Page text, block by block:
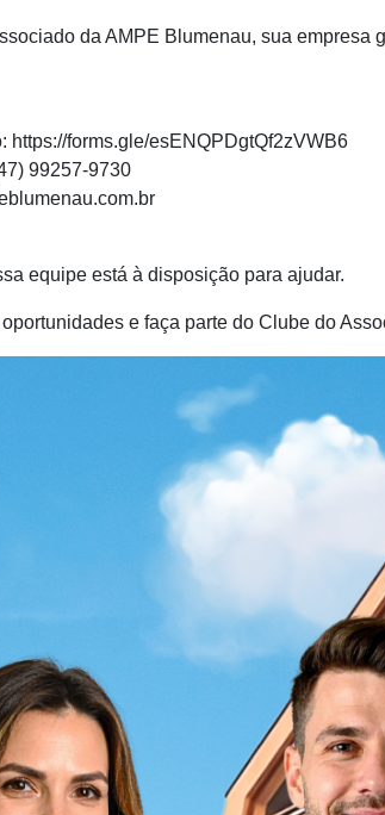
da AMPE Blumenau, sua
https://forms.gle/esENQPDgtQf2zVWB6
99257-9730
equipe está à disposição para ajudar.
e faça parte do Clube do